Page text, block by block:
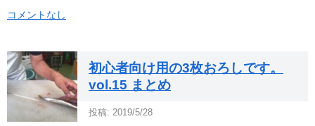
コメントなし
初心者向け用の3枚おろしです。
vol.15 まとめ
投稿: 2019/5/28